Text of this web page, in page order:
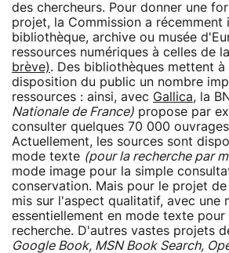
des chercheurs. Pour donner une
projet, la Commission a récemment
bibliothèque, archive ou musée
ressources numériques à celles de
brève). Des bibliothèques mettent
disposition du public un nombre
ressources : ainsi, avec Gallica, la
Nationale de France) propose par
consulter quelques 70 000
Actuellement, les sources sont
mode texte (pour la recherche par
mode image pour la simple
conservation. Mais pour le projet de
mis sur l'aspect qualitatif, avec une
essentiellement en mode texte
recherche. D'autres vastes projets
Google Book, MSN Book Search,